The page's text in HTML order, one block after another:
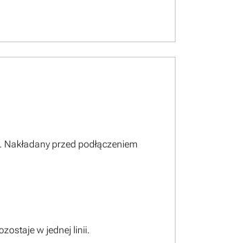
przed podłączeniem
w jednej linii.